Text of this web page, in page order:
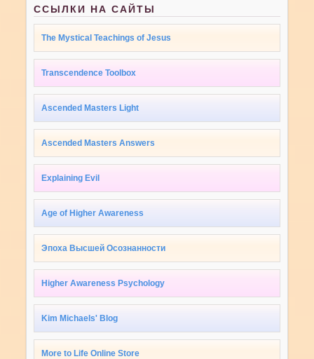
ССЫЛКИ НА САЙТЫ
The Mystical Teachings of Jesus
Transcendence Toolbox
Ascended Masters Light
Ascended Masters Answers
Explaining Evil
Age of Higher Awareness
Эпоха Высшей Осознанности
Higher Awareness Psychology
Kim Michaels' Blog
More to Life Online Store